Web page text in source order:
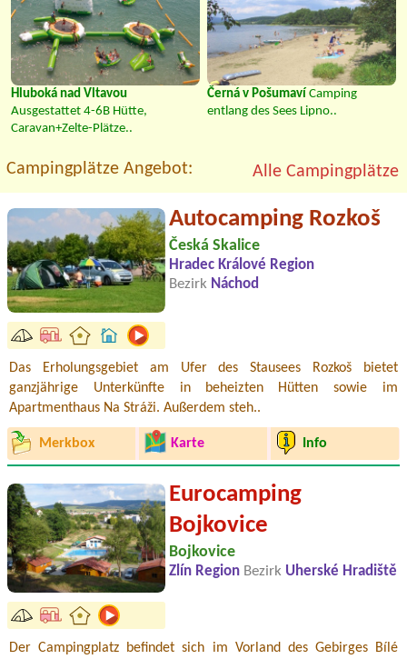
Hluboká nad Vltavou
Ausgestattet 4-6B Hütte,
Caravan+Zelte-Plätze..
Černá v Pošumaví Camping
entlang des Sees Lipno..
Campingplätze Angebot: Alle Campingplätze
Autocamping Rozkoš
Česká Skalice
Hradec Králové Region
Bezirk Náchod
Das Erholungsgebiet am Ufer des Stausees Rozkoš bietet
ganzjährige Unterkünfte in beheizten Hütten sowie im
Apartmenthaus Na Stráži. Außerdem steh..
Merkbox Karte Info
Eurocamping
Bojkovice
Bojkovice
Zlín Region Bezirk Uherské Hradiště
Der Campingplatz befindet sich im Vorland des Gebirges Bílé